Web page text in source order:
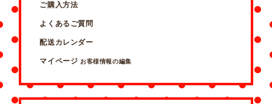
ご購入方法
よくあるご質問
配送カレンダー
マイページ お客様情報の編集